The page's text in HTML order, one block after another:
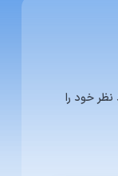
نظر خود را